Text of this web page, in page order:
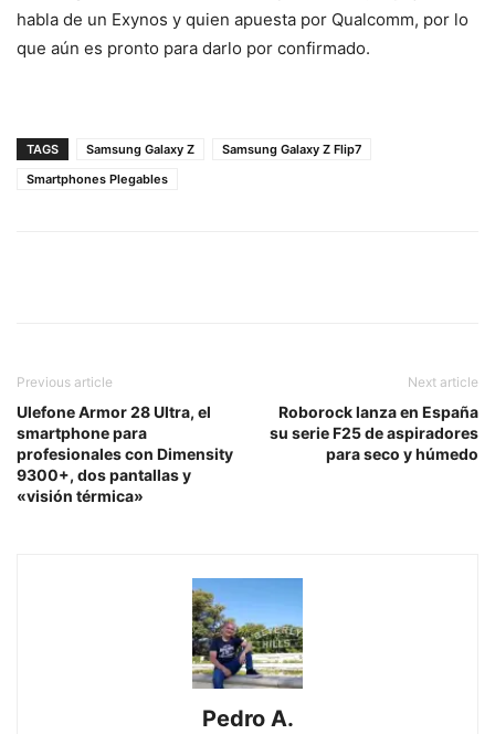
habla de un Exynos y quien apuesta por Qualcomm, por lo
que aún es pronto para darlo por confirmado.
TAGS Samsung Galaxy Z
Samsung Galaxy Z Flip7
Smartphones Plegables
Previous article
Ulefone Armor 28 Ultra, el
smartphone para
profesionales con Dimensity
9300+, dos pantallas y
«visión térmica»
Next article
Roborock lanza en España
su serie F25 de aspiradores
para seco y húmedo
Pedro A.